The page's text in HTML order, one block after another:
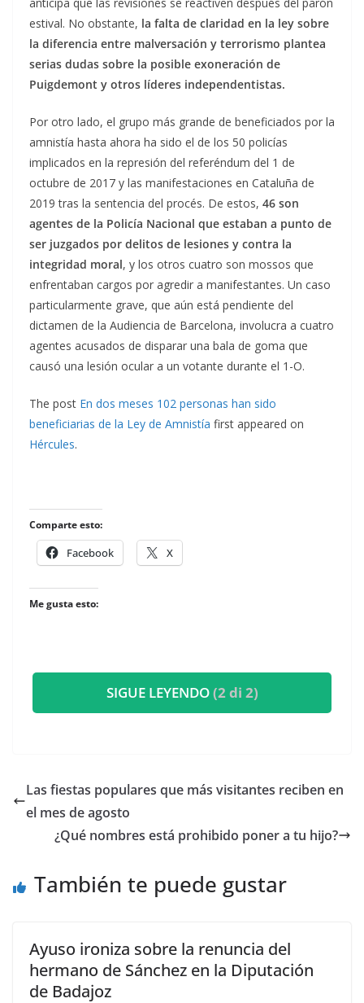
estival. No obstante, la falta de claridad en la ley sobre
la diferencia entre malversación y terrorismo plantea
serias dudas sobre la posible exoneración de
Puigdemont y otros líderes independentistas.
Por otro lado, el grupo más grande de beneficiados por la
amnistía hasta ahora ha sido el de los 50 policías
implicados en la represión del referéndum del 1 de
octubre de 2017 y las manifestaciones en Cataluña de
2019 tras la sentencia del procés. De estos, 46 son
agentes de la Policía Nacional que estaban a punto de
ser juzgados por delitos de lesiones y contra la
integridad moral, y los otros cuatro son mossos que
enfrentaban cargos por agredir a manifestantes. Un caso
particularmente grave, que aún está pendiente del
dictamen de la Audiencia de Barcelona, involucra a cuatro
agentes acusados de disparar una bala de goma que
causó una lesión ocular a un votante durante el 1-O.
The post En dos meses 102 personas han sido
beneficiarias de la Ley de Amnistía first appeared on
Hércules.
Comparte esto:
Facebook X
Me gusta esto:
SIGUE LEYENDO(2 di 2)
Las fiestas populares que más visitantes reciben en
el mes de agosto
¿Qué nombres está prohibido poner a tu hijo?
También te puede gustar
Ayuso ironiza sobre la renuncia del
hermano de Sánchez en la Diputación
de Badajoz